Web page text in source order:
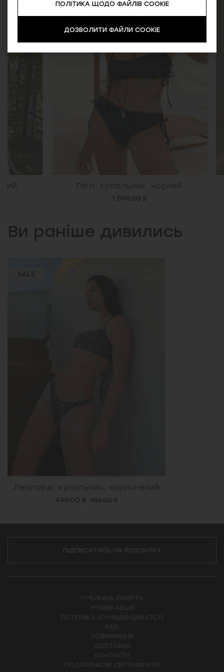
Ви раніше дивились
499.00 ₴ 999.00 ₴
ПІДПИСАТИСЬ НА РОЗСИЛКУ
ПОЛІТИКА ЩОДО ФАЙЛІВ COOKIE
ДОЗВОЛИТИ ФАЙЛИ COOKIE